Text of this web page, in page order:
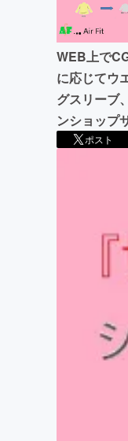
WEB上で
に応じてウ
グスリーブ
ンショップ
ポスト